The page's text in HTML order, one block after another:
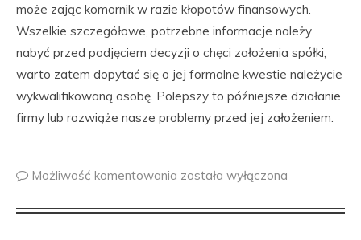
może zając komornik w razie kłopotów finansowych.
Wszelkie szczegółowe, potrzebne informacje należy
nabyć przed podjęciem decyzji o chęci założenia spółki,
warto zatem dopytać się o jej formalne kwestie należycie
wykwalifikowaną osobę. Polepszy to późniejsze działanie
firmy lub rozwiąże nasze problemy przed jej założeniem.
Możliwość komentowania została wyłączona